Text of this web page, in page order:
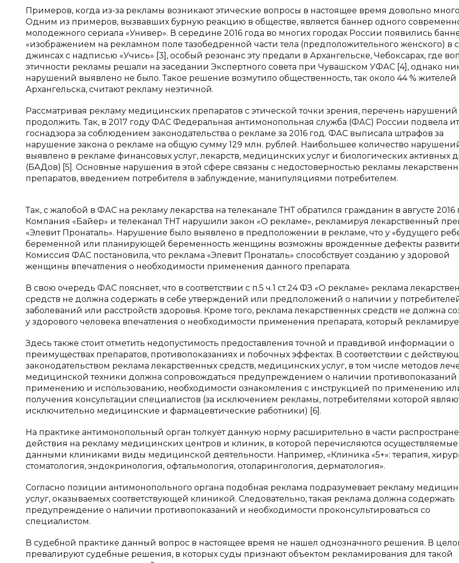
Примеров, когда из-за рекламы возникают этические вопросы в настоящее время довольно
Одним из примеров, вызвавших бурную реакцию в обществе, является баннер одного
молодежного сериала «Универ». В середине 2016 года во многих городах России появились
«изображением на рекламном поле тазобедренной части тела (предположительного женского) в
джинсах с надписью «Учись» [3], особый резонанс эту предали в Архангельске, Чебоксарах, где
этичности рекламы решали на заседании Экспертного совета при Чувашском УФАС [4], однако
нарушений выявлено не было. Такое решение возмутило общественность, так около 44 % жителей
Архангельска, считают рекламу неэтичной.
Рассматривая рекламу медицинских препаратов с этической точки зрения, перечень
продолжить. Так, в 2017 году ФАС Федеральная антимонопольная служба (ФАС) России подвела
госнадзора за соблюдением законодательства о рекламе за 2016 год. ФАС выписала штрафов за
нарушение закона о рекламе на общую сумму 129 млн. рублей. Наибольшее количество
выявлено в рекламе финансовых услуг, лекарств, медицинских услуг и биологических активных
(БАДов) [5]. Основные нарушения в этой сфере связаны с недостоверностью рекламы
препаратов, введением потребителя в заблуждение, манипуляциями потребителем.
Так, с жалобой в ФАС на рекламу лекарства на телеканале ТНТ обратился гражданин в августе 2016
Компания «Байер» и телеканал ТНТ нарушили закон «О рекламе», рекламируя лекарственный
«Элевит Пронаталь». Нарушение было выявлено в предположении в рекламе, что у «будущего
беременной или планирующей беременность женщины возможны врожденные дефекты
Комиссия ФАС постановила, что реклама «Элевит Пронаталь» способствует созданию у здоровой
женщины впечатления о необходимости применения данного препарата.
В свою очередь ФАС поясняет, что в соответствии с п.5 ч.1 ст.24 ФЗ «О рекламе» реклама
средств не должна содержать в себе утверждений или предположений о наличии у
заболеваний или расстройств здоровья. Кроме того, реклама лекарственных средств не должна
у здорового человека впечатления о необходимости применения препарата, который
Здесь также стоит отметить недопустимость предоставления точной и правдивой информации о
преимуществах препаратов, противопоказаниях и побочных эффектах. В соответствии с
законодательством реклама лекарственных средств, медицинских услуг, в том числе методов
медицинской техники должна сопровождаться предупреждением о наличии противопоказаний
применению и использованию, необходимости ознакомления с инструкцией по применению
получения консультации специалистов (за исключением рекламы, потребителями которой
исключительно медицинские и фармацевтические работники) [6].
На практике антимонопольный орган толкует данную норму расширительно в части
действия на рекламу медицинских центров и клиник, в которой перечисляются осуществляемые
данными клиниками виды медицинской деятельности. Например, «Клиника «5+»: терапия,
стоматология, эндокринология, офтальмология, отоларингология, дерматология».
Согласно позиции антимонопольного органа подобная реклама подразумевает рекламу
услуг, оказываемых соответствующей клиникой. Следовательно, такая реклама должна содержать
предупреждение о наличии противопоказаний и необходимости проконсультироваться со
специалистом.
В судебной практике данный вопрос в настоящее время не нашел однозначного решения. В
превалируют судебные решения, в которых суды признают объектом рекламирования для такой